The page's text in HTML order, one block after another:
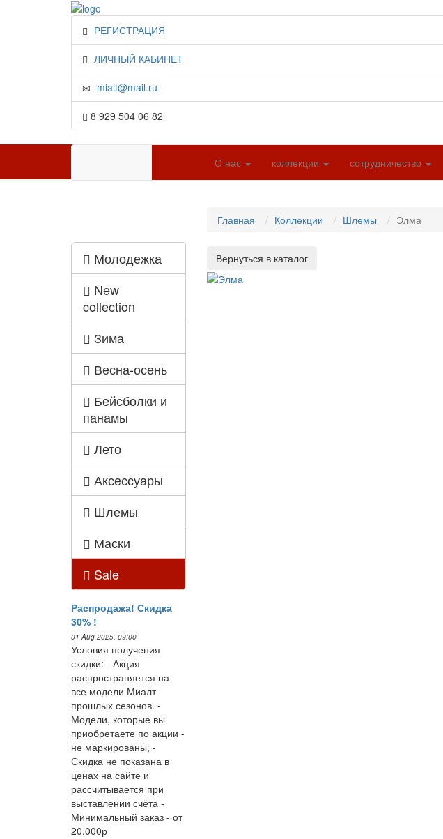
РЕГИСТРАЦИЯ
ЛИЧНЫЙ КАБИНЕТ
mialt@mail.ru
8 929 504 06 82
О нас коллекции сотрудничество
Молодежка
New
collection
Зима
Весна-осень
Бейсболки и
панамы
Лето
Аксессуары
Шлемы
Маски
Sale
Распродажа! Скидка
30% !
01 Aug 2025, 09:00
Условия получения
скидки: - Акция
распространяется на
все модели Миалт
прошлых сезонов. -
Модели, которые вы
приобретаете по акции -
не маркированы; -
Скидка не показана в
ценах на сайте и
рассчитывается при
выставлении счёта -
Минимальный заказ - от
20.000р
Главная Коллекции Шлемы Элма